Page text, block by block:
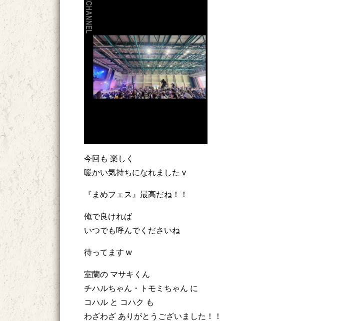
今回も 楽しく
暖かい気持ちになれました v
『まめフェス』最高だね！！
俺で良ければ
いつでも呼んでくださいね
待ってます w
室蘭の マサキくん
チハルちゃん・トモミちゃん に
コハル と コハク も
わざわざ ありがとうございました！！